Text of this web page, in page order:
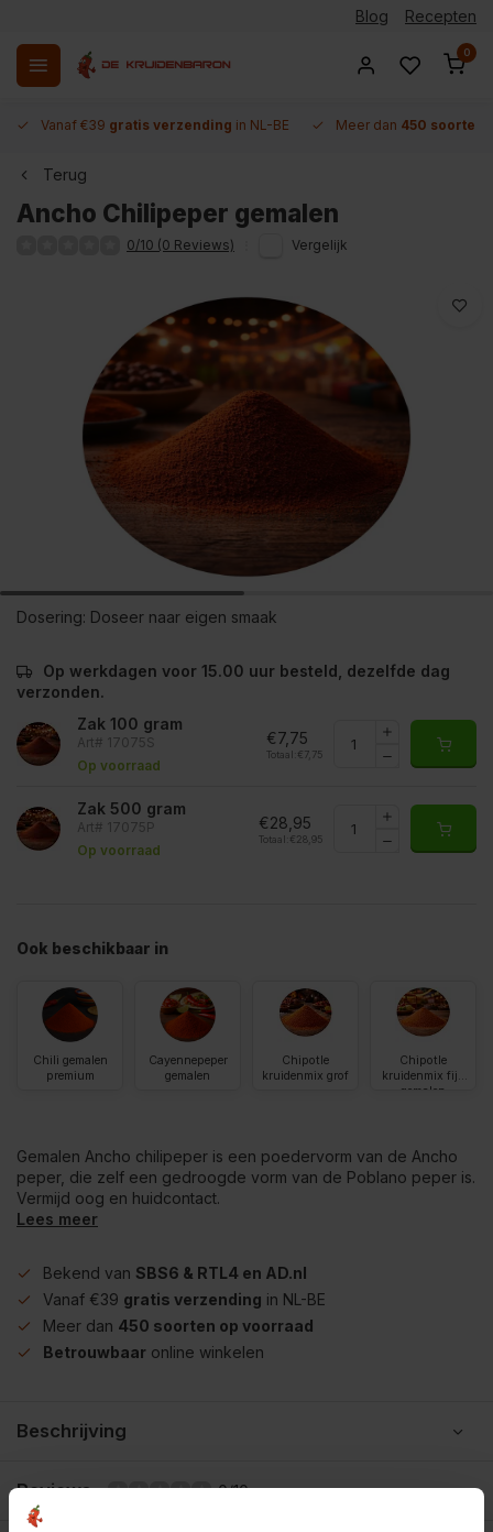
Blog Recepten
0
Vanaf €39 gratis verzending in NL-BE Meer dan 450 soorten
Terug
Ancho Chilipeper gemalen
0/10 (0 Reviews) Vergelijk
Dosering: Doseer naar eigen smaak
Op werkdagen voor 15.00 uur besteld, dezelfde dag
verzonden.
Zak 100 gram
Art# 17075S
Op voorraad
€7,75
Totaal: €7,75
Zak 500 gram
Art# 17075P
Op voorraad
€28,95
Totaal: €28,95
Ook beschikbaar in
Chili gemalen
premium
Cayennepeper
gemalen
Chipotle
kruidenmix grof
Chipotle
kruidenmix fijn
gemalen
Gemalen Ancho chilipeper is een poedervorm van de Ancho
peper, die zelf een gedroogde vorm van de Poblano peper is.
Vermijd oog en huidcontact.
Lees meer
Bekend van SBS6 & RTL4 en AD.nl
Vanaf €39 gratis verzending in NL-BE
Meer dan 450 soorten op voorraad
Betrouwbaar online winkelen
Beschrijving
Reviews 0/10